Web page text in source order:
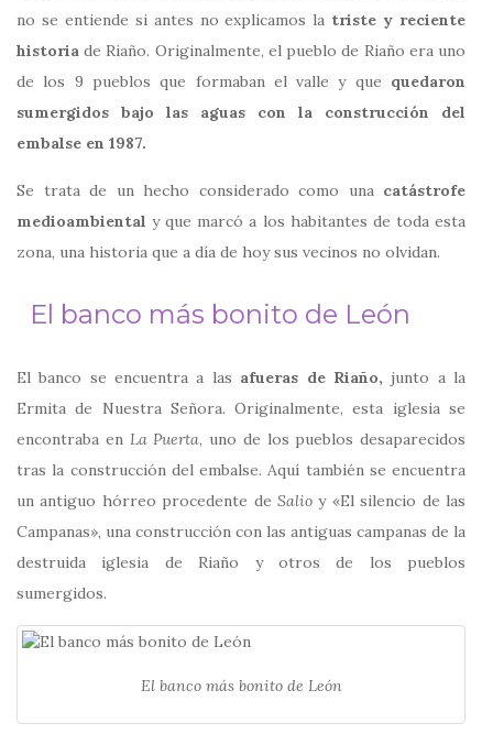
no se entiende si antes no explicamos la triste y reciente
historia de Riaño. Originalmente, el pueblo de Riaño era uno
de los 9 pueblos que formaban el valle y que quedaron
sumergidos bajo las aguas con la construcción del
embalse en 1987.
Se trata de un hecho considerado como una catástrofe
medioambiental y que marcó a los habitantes de toda esta
zona, una historia que a día de hoy sus vecinos no olvidan.
El banco más bonito de León
El banco se encuentra a las afueras de Riaño, junto a la
Ermita de Nuestra Señora. Originalmente, esta iglesia se
encontraba en La Puerta, uno de los pueblos desaparecidos
tras la construcción del embalse. Aquí también se encuentra
un antiguo hórreo procedente de Salioy «El silencio de las
Campanas», una construcción con las antiguas campanas de la
destruida iglesia de Riaño y otros de los pueblos
sumergidos.
El banco más bonito de León